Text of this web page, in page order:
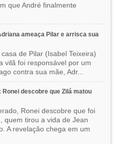
que André finalmente
ameaça Pilar e arrisca sua
de Pilar (Isabel Teixeira)
vilã foi responsável por um
contra sua mãe, Adr...
descobre que Zilá matou
Ronei descobre que foi
quem tirou a vida de Jean
A revelação chega em um